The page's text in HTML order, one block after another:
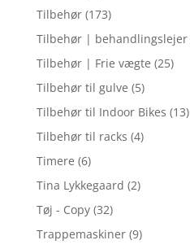
Tilbehør (173)
Tilbehør | behandlingslejer
Tilbehør | Frie vægte (25)
Tilbehør til gulve (5)
Tilbehør til Indoor Bikes (13)
Tilbehør til racks (4)
Timere (6)
Tina Lykkegaard (2)
Tøj - Copy (32)
Trappemaskiner (9)